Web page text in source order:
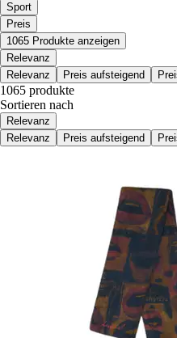
Sport
Preis
1065 Produkte anzeigen
Relevanz
Relevanz
Preis aufsteigend
1065 produkte
Sortieren nach
Relevanz
Relevanz
Preis aufsteigend